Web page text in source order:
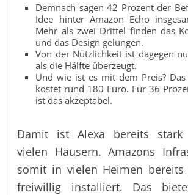
Demnach sagen 42 Prozent der
Idee hinter Amazon Echo
Mehr als zwei Drittel finden das
und das Design gelungen.
Von der Nützlichkeit ist dagegen
als die Hälfte überzeugt.
Und wie ist es mit dem Preis?
kostet rund 180 Euro. Für 36
ist das akzeptabel.
Damit ist Alexa bereits
vielen Häusern. Amazons
somit in vielen Heimen bereits
freiwillig installiert. Das